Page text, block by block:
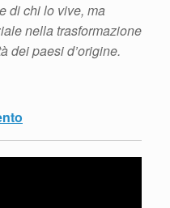
di chi lo vive, ma
nella trasformazione
dei paesi d’origine.